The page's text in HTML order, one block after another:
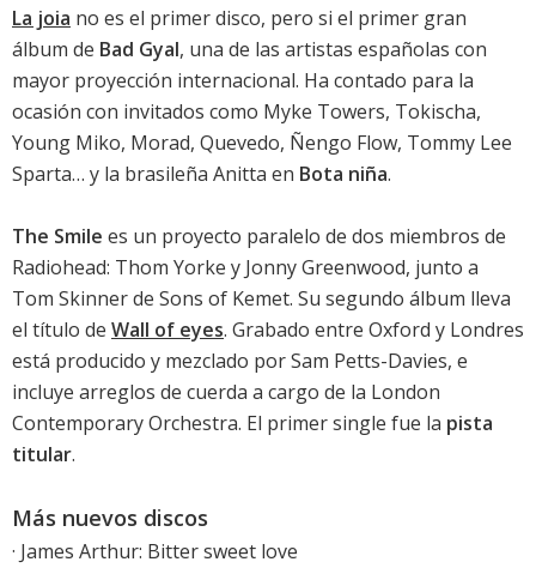
La joia no es el primer disco, pero si el primer gran
álbum de Bad Gyal, una de las artistas españolas con
mayor proyección internacional. Ha contado para la
ocasión con invitados como Myke Towers, Tokischa,
Young Miko, Morad, Quevedo, Ñengo Flow, Tommy Lee
Sparta… y la brasileña Anitta en Bota niña.
The Smile es un proyecto paralelo de dos miembros de
Radiohead: Thom Yorke y Jonny Greenwood, junto a
Tom Skinner de Sons of Kemet. Su segundo álbum lleva
el título de Wall of eyes. Grabado entre Oxford y Londres
está producido y mezclado por Sam Petts-Davies, e
incluye arreglos de cuerda a cargo de la London
Contemporary Orchestra. El primer single fue la pista
titular.
Más nuevos discos
· James Arthur: Bitter sweet love